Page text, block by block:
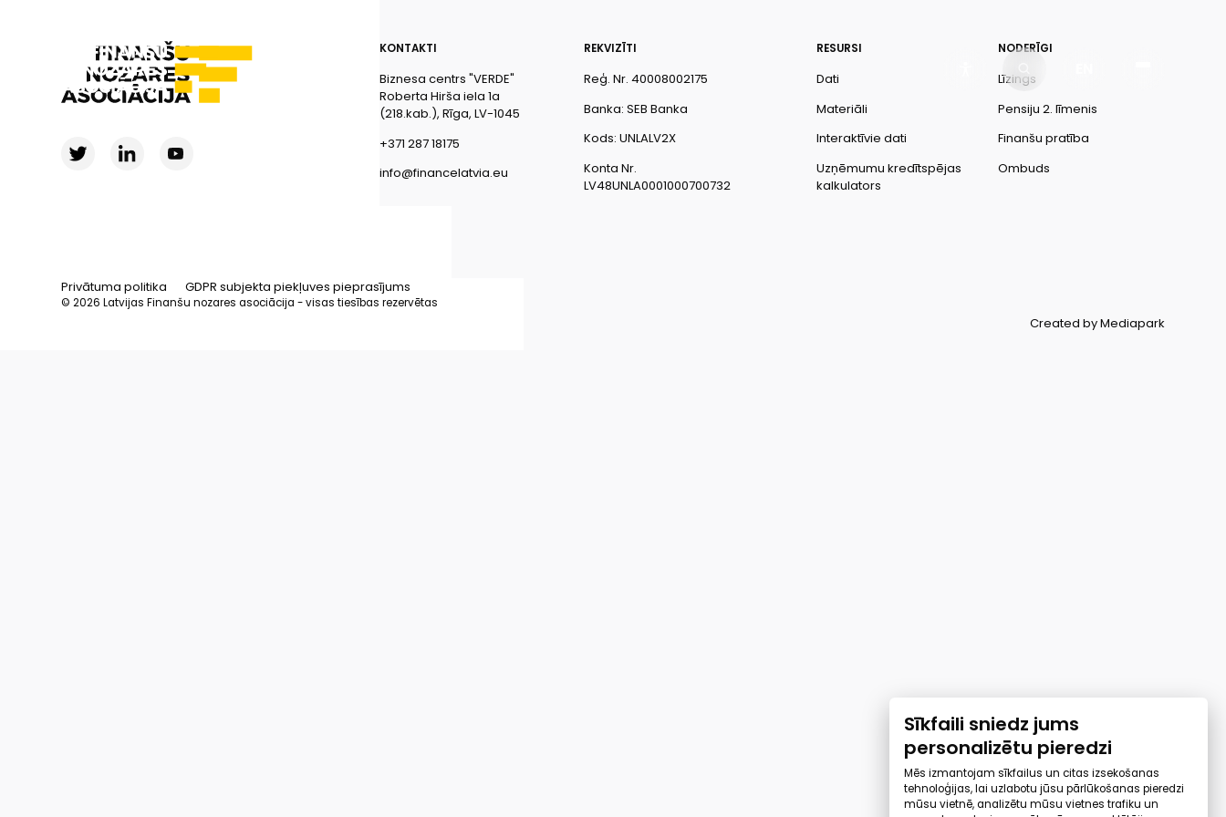
KONTAKTI
Biznesa centrs "VERDE"
Roberta Hirša iela 1a
(218.kab.), Rīga, LV-1045
+371 287 18175
info@financelatvia.eu
REKVIZĪTI
Reģ. Nr. 40008002175
Banka: SEB Banka
Kods: UNLALV2X
Konta Nr.
LV48UNLA0001000700732
RESURSI
Dati
Materiāli
Interaktīvie dati
Uzņēmumu kredītspējas
kalkulators
NODERĪGI
Līzings
Pensiju 2. līmenis
Finanšu pratība
Ombuds
Privātuma politika GDPR subjekta piekļuves pieprasījums
© 2026 Latvijas Finanšu nozares asociācija - visas tiesības rezervētas
Created by Mediapark
Sīkfaili sniedz jums
personalizētu pieredzi
Mēs izmantojam sīkfailus un citas izsekošanas
tehnoloģijas, lai uzlabotu jūsu pārlūkošanas pieredzi
mūsu vietnē, analizētu mūsu vietnes trafiku un